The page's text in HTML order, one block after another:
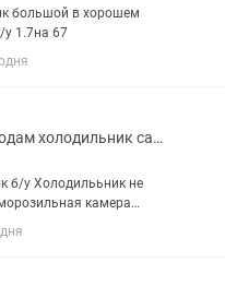
большой в хорошем
у 1.7на 67
Срочно продам холодильник самовывозом
б/у Холодилььник не
камера